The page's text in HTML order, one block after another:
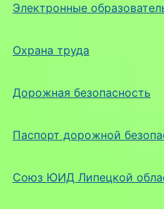
Электронные
Охрана труда
Дорожная безопасность
Паспорт дорожной
Союз ЮИД Липецкой